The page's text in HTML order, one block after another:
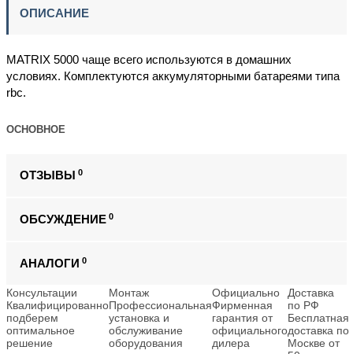
ОПИСАНИЕ
MATRIX 5000 чаще всего используются в домашних
условиях. Комплектуются аккумуляторными батареями типа
rbc.
ОСНОВНОЕ
ОТЗЫВЫ 0
ОБСУЖДЕНИЕ 0
АНАЛОГИ 0
Консультации
Квалифицированно
подберем
оптимальное
решение
Монтаж
Профессиональная
установка и
обслуживание
оборудования
Официально
Фирменная
гарантия от
официального
дилера
Доставка
по РФ
Бесплатная
доставка по
Москве от